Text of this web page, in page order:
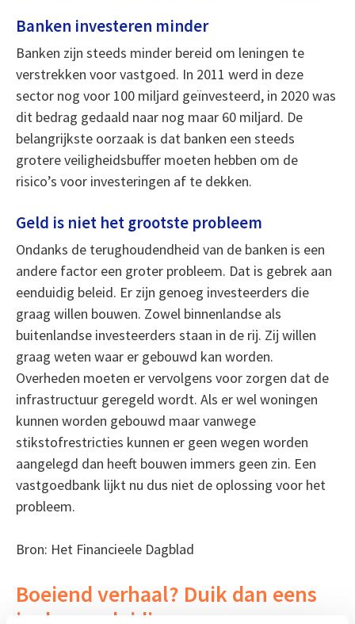
Banken investeren minder
Banken zijn steeds minder bereid om leningen te
verstrekken voor vastgoed. In 2011 werd in deze
sector nog voor 100 miljard geïnvesteerd, in 2020 was
dit bedrag gedaald naar nog maar 60 miljard. De
belangrijkste oorzaak is dat banken een steeds
grotere veiligheidsbuffer moeten hebben om de
risico’s voor investeringen af te dekken.
Geld is niet het grootste probleem
Ondanks de terughoudendheid van de banken is een
andere factor een groter probleem. Dat is gebrek aan
eenduidig beleid. Er zijn genoeg investeerders die
graag willen bouwen. Zowel binnenlandse als
buitenlandse investeerders staan in de rij. Zij willen
graag weten waar er gebouwd kan worden.
Overheden moeten er vervolgens voor zorgen dat de
infrastructuur geregeld wordt. Als er wel woningen
kunnen worden gebouwd maar vanwege
stikstofrestricties kunnen er geen wegen worden
aangelegd dan heeft bouwen immers geen zin. Een
vastgoedbank lijkt nu dus niet de oplossing voor het
probleem.
Bron: Het Financieele Dagblad
Boeiend verhaal? Duik dan eens